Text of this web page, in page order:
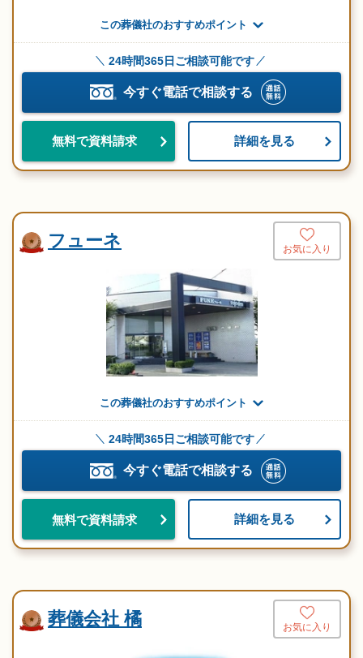
この葬儀社のおすすめポイント
24時間365日ご相談可能です
今すぐ電話で相談する
無料で資料請求 詳細を見る
フューネ お気に入り
この葬儀社のおすすめポイント
24時間365日ご相談可能です
今すぐ電話で相談する
無料で資料請求 詳細を見る
葬儀会社 橘 お気に入り